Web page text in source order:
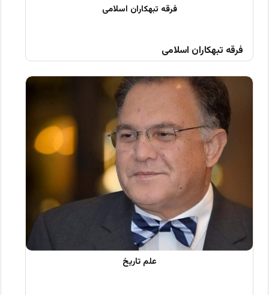
فرقه تبهکاران اسلامی